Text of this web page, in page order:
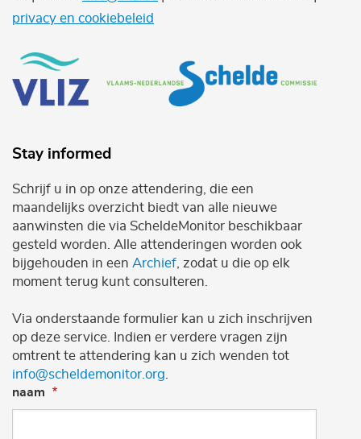
privacy en cookiebeleid
Stay informed
Schrijf u in op onze attendering, die een
maandelijks overzicht biedt van alle nieuwe
aanwinsten die via ScheldeMonitor beschikbaar
gesteld worden. Alle attenderingen worden ook
bijgehouden in een Archief , zodat u die op elk
moment terug kunt consulteren.
Via onderstaande formulier kan u zich inschrijven
op deze service. Indien er verdere vragen zijn
omtrent te attendering kan u zich wenden tot
info@scheldemonitor.org
naam